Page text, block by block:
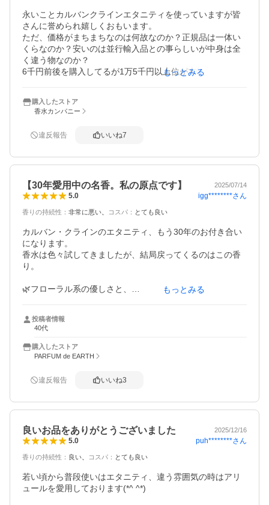
永いことカルバンクラインエタニティを使っていますが皆
さんに誉められ嬉しくおもいます。
ただ、価格がまちまちなのは何故なのか？正規品は一体い
くらなのか？安いのは並行輸入品との事らしいが中身は全
く違う物なのか？
6千円前後を購入してるが1万5千円以上位が本物と言うの
あと、ビンの前にwomen表記と無しの差は何なのか！
でも、沢山の友達に良い香りだと言われています。友人も
もっとみる
購入したストア
香水カンパニー
違反報告 いいね7
【30年愛用中の名香。私の原点です】 2025/07/14
5.0 igg********さん
香りの持続性 ： 非常に悪い コスパ ： とても良い
カルバン・クラインのエタニティ、もう30年のお付き合い
になります。
香水は色々試してきましたが、結局戻ってくるのはこの香
り。
🌿フローラル系の優しさと、
朝つければ夜までほんのり香りが続き、
ふとした瞬間に「あ、やっぱり好きだな」と実感します。
初めての香水にも、大人の女性の普段使いにもおすすめで
もっとみる
投稿者情報
40代
購入したストア
PARFUM de EARTH
違反報告 いいね3
良いお品をありがとうございました 2025/12/16
5.0 puh********さん
香りの持続性 ： 良い コスパ ： とても良い
若い頃から普段使いはエタニティ、違う雰囲気の時はアリ
ュールを愛用しております(*^ ^*)